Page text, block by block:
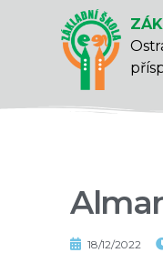
18/12/2022